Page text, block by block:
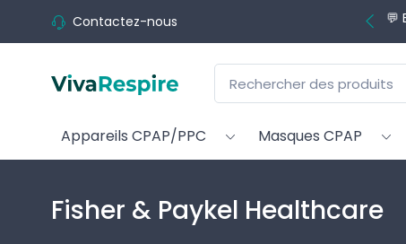
Contactez-nous 💬
Appareils CPAP/PPC Masques CPAP
Fisher & Paykel Healthcare